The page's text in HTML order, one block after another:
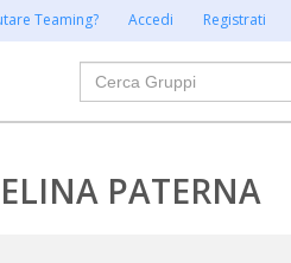
Teaming? Accedi Registrati
Cerca
PATERNA